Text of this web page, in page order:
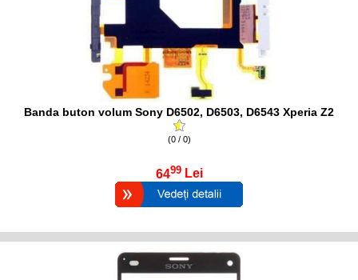
Banda buton volum Sony D6502, D6503, D6543 Xperia Z2
(0 / 0)
6499 Lei